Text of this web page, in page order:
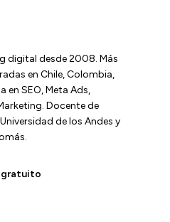
digital desde 2008. Más
en Chile, Colombia,
en SEO, Meta Ads,
Docente de
de los Andes y
gratuito